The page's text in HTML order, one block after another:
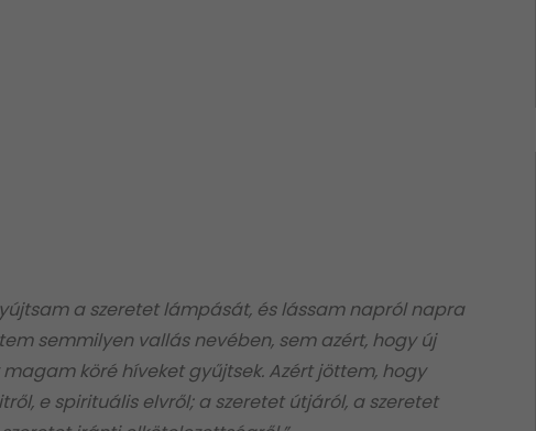
a szeretet lámpását, és lássam napról napra
semmilyen vallás nevében, sem azért, hogy új
köré híveket gyűjtsek. Azért jöttem, hogy
e spirituális elvről; a szeretet útjáról, a szeretet